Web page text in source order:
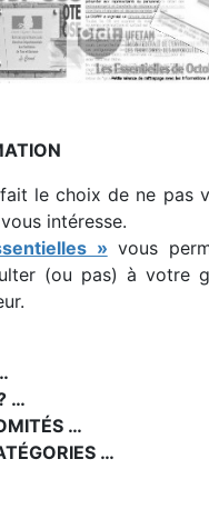
le choix de ne pas
intéresse.
» vous
(ou pas) à votre
…
…
…